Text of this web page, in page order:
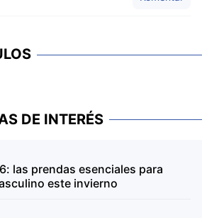
DE INTERÉS
las prendas esenciales para
este invierno